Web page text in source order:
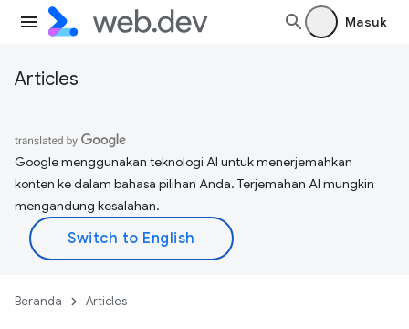
Masuk
Articles
Google menggunakan teknologi AI untuk menerjemahkan
konten ke dalam bahasa pilihan Anda. Terjemahan AI mungkin
mengandung kesalahan.
Beranda Articles